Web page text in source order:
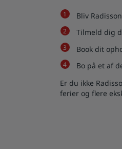
Bliv
Tilmeld dig
Book dit
Bo på et af
Er du ikke
ferier og flere